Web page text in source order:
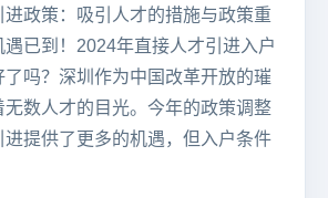
政策：吸引人才的措施与政策重
遇已到！2024年直接人才引进入户
吗？深圳作为中国改革开放的璀
数人才的目光。今年的政策调整
进提供了更多的机遇，但入户条件